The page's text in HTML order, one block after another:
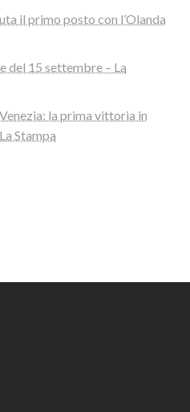
il primo posto con l’Olanda
del 15 settembre – La
la prima vittoria in
Stampa